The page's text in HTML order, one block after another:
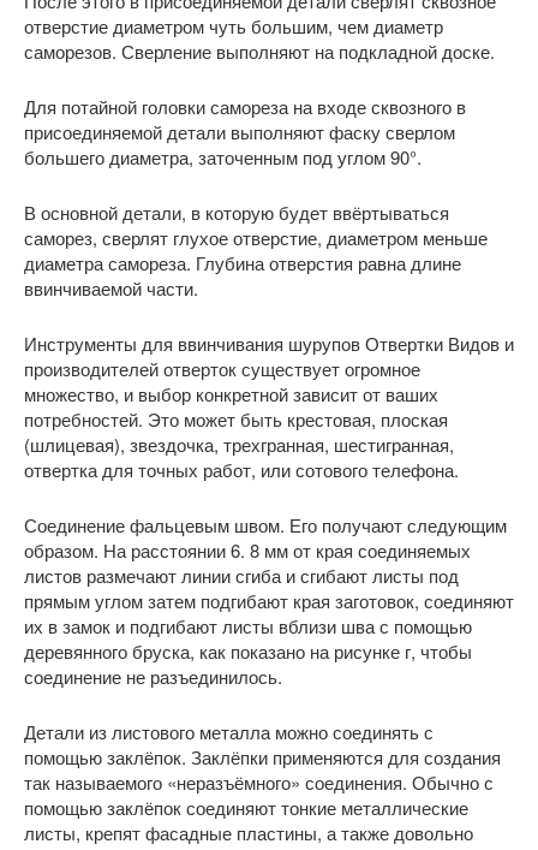
отверстие диаметром чуть большим, чем диаметр
саморезов. Сверление выполняют на подкладной доске.
Для потайной головки самореза на входе сквозного в
присоединяемой детали выполняют фаску сверлом
большего диаметра, заточенным под углом 90°.
В основной детали, в которую будет ввёртываться
саморез, сверлят глухое отверстие, диаметром меньше
диаметра самореза. Глубина отверстия равна длине
ввинчиваемой части.
Инструменты для ввинчивания шурупов Отвертки Видов и
производителей отверток существует огромное
множество, и выбор конкретной зависит от ваших
потребностей. Это может быть крестовая, плоская
(шлицевая), звездочка, трехгранная, шестигранная,
отвертка для точных работ, или сотового телефона.
Соединение фальцевым швом. Его получают следующим
образом. На расстоянии 6. 8 мм от края соединяемых
листов размечают линии сгиба и сгибают листы под
прямым углом затем подгибают края заготовок, соединяют
их в замок и подгибают листы вблизи шва с помощью
деревянного бруска, как показано на рисунке г, чтобы
соединение не разъединилось.
Детали из листового металла можно соединять с
помощью заклёпок. Заклёпки применяются для создания
так называемого «неразъёмного» соединения. Обычно с
помощью заклёпок соединяют тонкие металлические
листы, крепят фасадные пластины, а также довольно